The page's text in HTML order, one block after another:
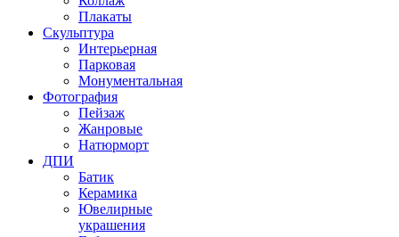
Плакаты
Скульптура
Интерьерная
Парковая
Монументальная
Фотография
Пейзаж
Жанровые
Натюрморт
ДПИ
Батик
Керамика
Ювелирные
украшения